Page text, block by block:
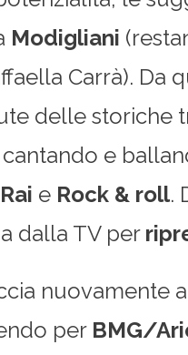
Modigliani
Carrà). Da
delle storiche
e
e Rock & roll.
dalla TV per
nuovamente
per BMG/